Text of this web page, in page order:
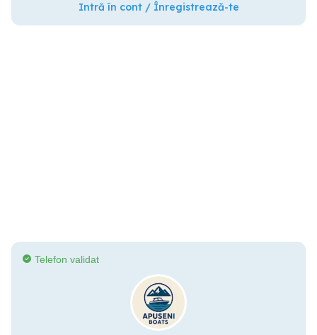
Intră în cont / Înregistrează-te
Telefon validat